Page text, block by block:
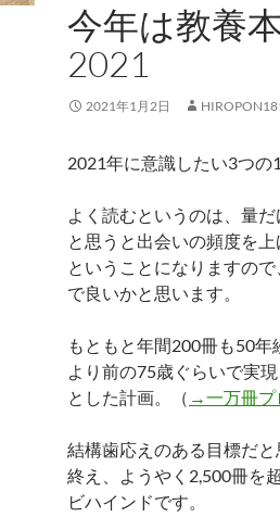
今年は教養
2021
2021年1月2日
2021年に意識したい3つの
よく読むというのは、量
と思うと出会いの頻度を
ということになりますの
で良いかと思います。
もともと年間200冊も50
より前の75歳ぐらいで実
とした計画。（ →一万冊プ
結構歯応えのある目標だ
終え、ようやく2,500冊を
ビハインドです。